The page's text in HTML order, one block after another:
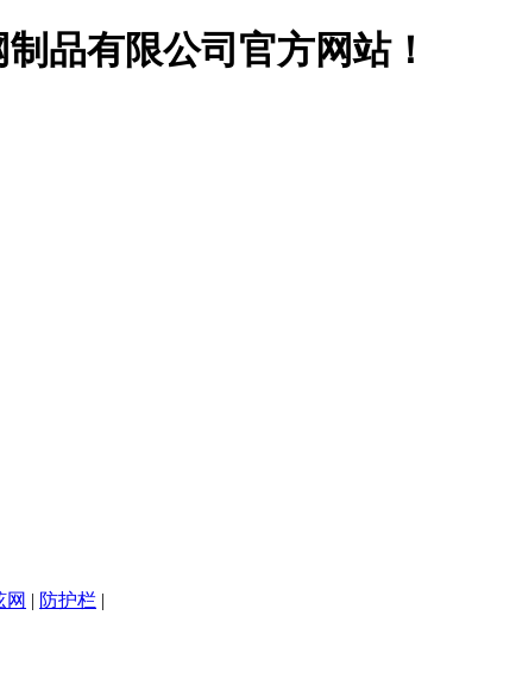
品有限公司官方网站！
网 | 防护栏 |